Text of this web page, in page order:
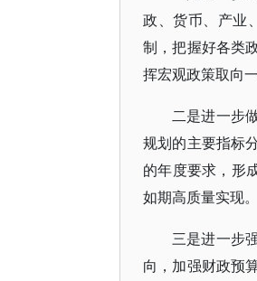
政、货币、产业
制，把握好各类
挥宏观政策取向
二是进一步
规划的主要指标
的年度要求，形
如期高质量实现。
三是进一步
向，加强财政预